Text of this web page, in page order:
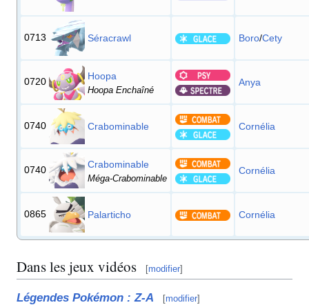
0713 Séracrawl Boro/Cety
0720 Hoopa
Hoopa Enchaîné
Anya
0740 Crabominable Cornélia
0740 Crabominable
Méga-Crabominable
Cornélia
0865 Palarticho Cornélia
Dans les jeux vidéos [modifier]
Légendes Pokémon : Z-A [modifier]